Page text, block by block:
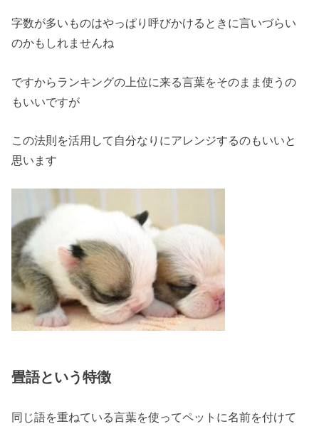
字数が多いものはやっぱり呼びかけるときに言いづらい
のかもしれませんね
ですからランキングの上位に来る言葉をそのまま使うの
もいいですが
この法則を活用 して自分なりにアレンジするのもいいと
思います
畳語という特徴
同じ語を重ねている言葉を使ってペットに名前を付けて